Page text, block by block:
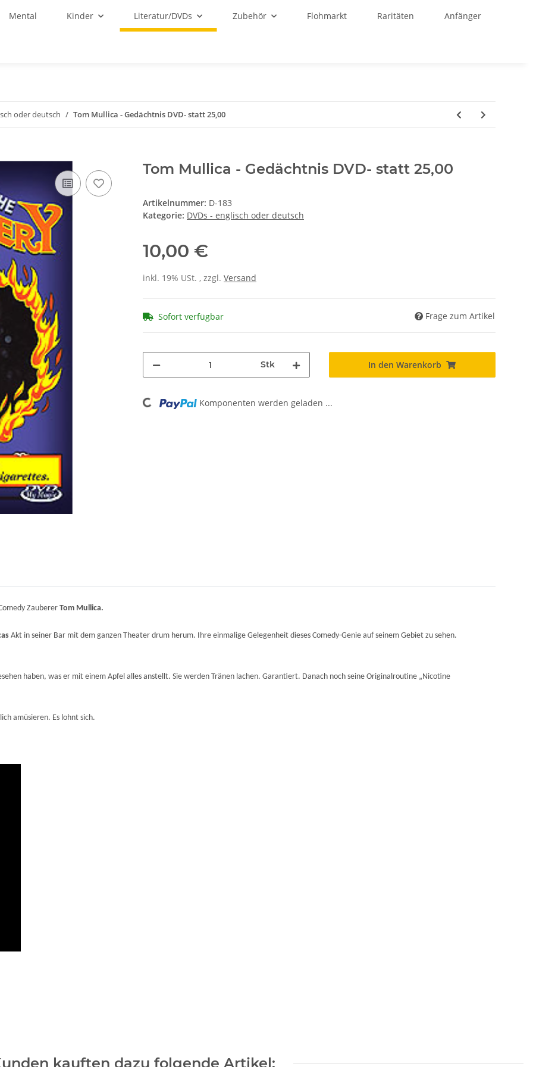
Mental Kinder Literatur/DVDs Zubehör Flohmarkt Raritäten Anfänger
oder deutsch Tom Mullica - Gedächtnis DVD- statt 25,00
Tom Mullica - Gedächtnis DVD- statt 25,00
Artikelnummer: D-183
Kategorie: DVDs - englisch oder deutsch
10,00 €
inkl. 19% USt. , zzgl. Versand
Sofort verfügbar Frage zum Artikel
Stk In den Warenkorb
Loading... Komponenten werden geladen ...
Zauberer Tom Mullica.
Akt in seiner Bar mit dem ganzen Theater drum herum. Ihre einmalige Gelegenheit dieses Comedy-Genie auf seinem Gebiet zu sehen.
haben, was er mit einem Apfel alles anstellt. Sie werden Tränen lachen. Garantiert. Danach noch seine Originalroutine „Nicotine
amüsieren. Es lohnt sich.
kauften dazu folgende Artikel: